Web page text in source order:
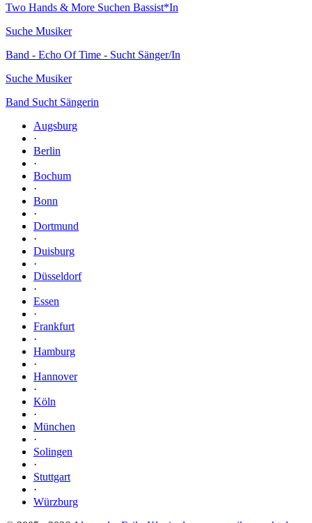
Two Hands & More Suchen Bassist*In
Suche Musiker
Band - Echo Of Time - Sucht Sänger/In
Suche Musiker
Band Sucht Sängerin
Augsburg
·
Berlin
·
Bochum
·
Bonn
·
Dortmund
·
Duisburg
·
Düsseldorf
·
Essen
·
Frankfurt
·
Hamburg
·
Hannover
·
Köln
·
München
·
Solingen
·
Stuttgart
·
Würzburg